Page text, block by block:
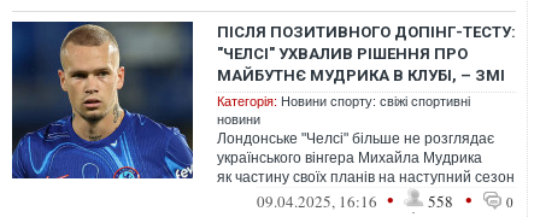
ПІСЛЯ ПОЗИТИВНОГО ДОПІНГ-ТЕСТУ:
"ЧЕЛСІ" УХВАЛИВ РІШЕННЯ ПРО
МАЙБУТНЄ МУДРИКА В КЛУБІ, – ЗМІ
Категорія: Новини спорту: свіжі спортивні
новини
Лондонське "Челсі" більше не розглядає
українського вінгера Михайла Мудрика
як частину своїх планів на наступний сезон
09.04.2025, 16:16 • 558 • 0